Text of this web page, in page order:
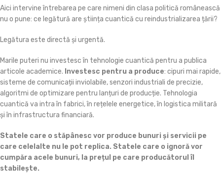
Aici intervine întrebarea pe care nimeni din clasa politică românească
nu o pune: ce legătură are știința cuantică cu reindustrializarea țării?
Legătura este directă și urgentă.
Marile puteri nu investesc în tehnologie cuantică pentru a publica
articole academice. Investesc pentru a produce: cipuri mai rapide,
sisteme de comunicații inviolabile, senzori industriali de precizie,
algoritmi de optimizare pentru lanțuri de producție. Tehnologia
cuantică va intra în fabrici, în rețelele energetice, în logistica militară
și în infrastructura financiară.
Statele care o stăpânesc vor produce bunuri și servicii pe
care celelalte nu le pot replica. Statele care o ignoră vor
cumpăra acele bunuri, la prețul pe care producătorul îl
stabilește.